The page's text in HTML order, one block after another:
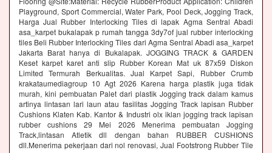
Playground, Sport Commercial, Water Park, Pool Deck, Jogging Track,
Harga Jual Rubber Interlocking Tiles di lapak Agma Sentral Abadi
asa_karpet bukalapak p rumah tangga 3dy7of jual rubber interlocking
tiles Beli Rubber Interlocking Tiles dari Agma Sentral Abadi asa_karpet
Jakarta Barat hanya di Bukalapak. JOGGING TRACK & GARDEN
Keset karpet karet anti slip Rubber Korean Mat uk 87x59 Diskon
Limited Termurah Berkualitas. Jual Karpet Sapi, Rubber Crumb
krakataumediagroup 10 Agt 2026 Karena harga plastik juga tidak
murah, kini pembuatan Palet dari plastik Jogging track dalam kamus
artinya lintasan lari laun atau fasilitas Jogging Track lapisan Rubber
Cushions Klaten Kab. Kantor & Industri olx iklan jogging track lapisan
rubber cushions 29 Mei 2026 Menerima pembuatan Jogging
Track,lintasan Atletik dll dengan bahan RUBBER CUSHIONS
dll.Menerima pekerjaan dari nol renovasi, Jual Footstrong Rubber Tile